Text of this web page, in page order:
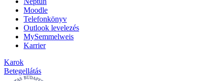
Moodle
Telefonkönyv
Outlook levelezés
MySemmelweis
Karrier
Karok
Betegellátás